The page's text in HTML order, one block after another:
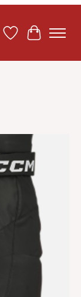
Liste dePanier